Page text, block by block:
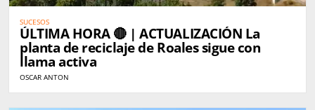
SUCESOS
ÚLTIMA HORA 🔴 | ACTUALIZACIÓN La
planta de reciclaje de Roales sigue con
llama activa
OSCAR ANTON